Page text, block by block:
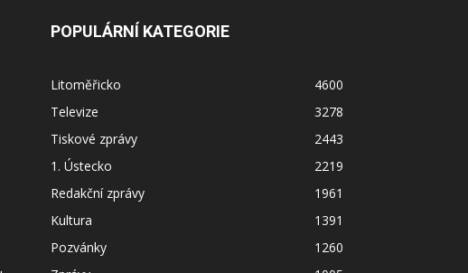
POPULÁRNÍ KATEGORIE
Litoměřicko
4600
Televize
3278
Tiskové zprávy
2443
1. Ústecko
2219
Redakční zprávy
1961
Kultura
1391
Pozvánky
1260